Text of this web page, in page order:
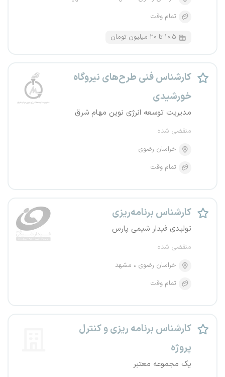
تمام وقت
۱۰.۵ تا ۲۰ میلیون تومان
کارشناس فنی طرح‌های نیروگاه
خورشیدی
مدیریت توسعه انرژی نوین مهام شرق
منقضی شده
خراسان رضوی
تمام وقت
کارشناس برنامه‌ریزی
تولیدی فیدار شیمی پارس
منقضی شده
خراسان رضوی
مشهد
تمام وقت
کارشناس برنامه ریزی و کنترل
پروژه
یک مجموعه معتبر